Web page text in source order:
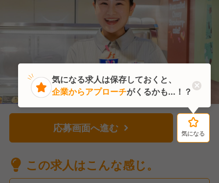
応募画面へ進む 気になる
この求人はこんな感じ。
気になる
気になる求人は保存しておくと、
企業からアプローチがくるかも...！？